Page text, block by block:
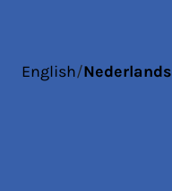
English/Nederlands